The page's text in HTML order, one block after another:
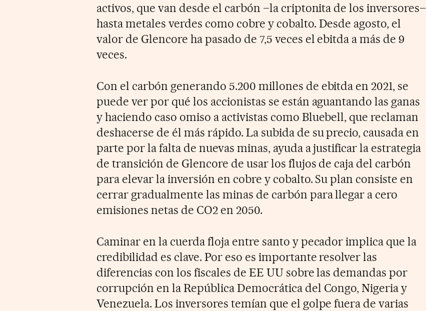
activos, que van desde el carbón –la criptonita de los inversores–
hasta metales verdes como cobre y cobalto. Desde agosto, el
valor de Glencore ha pasado de 7,5 veces el ebitda a más de 9
veces.
Con el carbón generando 5.200 millones de ebitda en 2021, se
puede ver por qué los accionistas se están aguantando las ganas
y haciendo caso omiso a activistas como Bluebell, que reclaman
deshacerse de él más rápido. La subida de su precio, causada en
parte por la falta de nuevas minas, ayuda a justificar la estrategia
de transición de Glencore de usar los flujos de caja del carbón
para elevar la inversión en cobre y cobalto. Su plan consiste en
cerrar gradualmente las minas de carbón para llegar a cero
emisiones netas de CO2 en 2050.
Caminar en la cuerda floja entre santo y pecador implica que la
credibilidad es clave. Por eso es importante resolver las
diferencias con los fiscales de EE UU sobre las demandas por
corrupción en la República Democrática del Congo, Nigeria y
Venezuela. Los inversores temían que el golpe fuera de varias